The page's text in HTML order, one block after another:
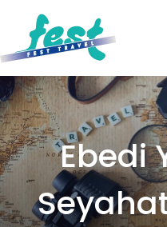
Ebedi